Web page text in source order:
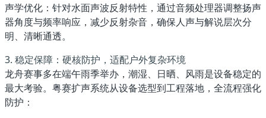
声学优化 ：针对水面声波反射特性，通过音频处理器调整扬声
器角度与频率响应，减少反射杂音，确保人声与解说层次分
明、清晰通透。
3. 稳定保障：硬核防护，适配户外复杂环境
龙舟赛事多在端午雨季举办，潮湿、日晒、风雨是设备稳定的
最大考验。粤赛扩声系统从设备选型到工程落地，全流程强化
防护：